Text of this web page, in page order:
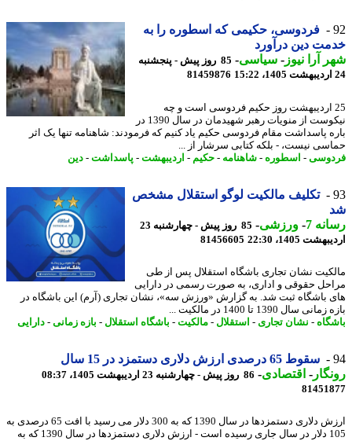
فردوسی، حکیمی که اسطوره را به
دین درآورد
آرا نیوز-سیاسی-
85 روز پیش - پنجشنبه
81459876
اردیبهشت روز حکیم فردوسی است و چه
نیکوست از منویات رهبر شهیدمان در سال 1390 در
پاسداشت مقام فردوسی حکیم یاد کنیم که فرمودند: شاهنامه تنها یک اثر
نیست، - بلکه کتابی سرشار از ...
-اسطوره-شاهنامه-حکیم-اردیبهشت-پاسداشت -دین
تکلیف مالکیت لوگو استقلال مشخص
7
-ورزشی-
85 روز پیش - چهارشنبه 23
1405، 22:30
81456605
نشان تجاری باشگاه استقلال پس از طی
حقوقی و اداری، به صورت رسمی در دارایی
باشگاه ثبت شد. به گزارش «ورزش سه»، نشان تجاری (آرم) این باشگاه در
سال 1390 تا 1400 در مالکیت ...
-نشان تجاری- استقلال-مالکیت-باشگاه استقلال-بازه زمانی-دارایی
سقوط 65 درصدی ارزش دلاری دستمزد در 15 سال
-اقتصادی-86 روز پیش - چهارشنبه 23 اردیبهشت 1405، 08:37
ارزش دلاری دستمزدها در سال 1390 که به 300 دلار می رسید با افت 65 درصدی به
105 دلار در سال جاری رسیده است - ارزش دلاری دستمزدها در سال 1390 که به